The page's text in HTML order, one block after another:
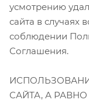
усмотрению
сайта в случаях
соблюдении
Соглашения.
САЙТА, А